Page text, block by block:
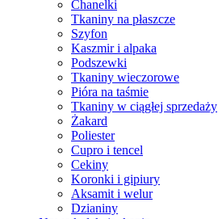
Chanelki
Tkaniny na płaszcze
Szyfon
Kaszmir i alpaka
Podszewki
Tkaniny wieczorowe
Pióra na taśmie
Tkaniny w ciągłej sprzedaży
Żakard
Poliester
Cupro i tencel
Cekiny
Koronki i gipiury
Aksamit i welur
Dzianiny